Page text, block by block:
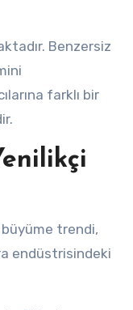
Benzersiz
farklı bir
trendi,
endüstrisindeki